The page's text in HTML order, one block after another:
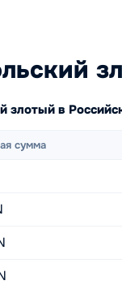
злотый в
сумма